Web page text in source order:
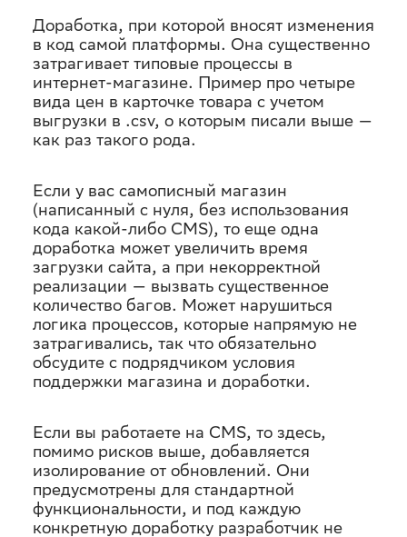
Доработка, при которой вносят изменения
в код самой платформы. Она существенно
затрагивает типовые процессы в
интернет-магазине. Пример про четыре
вида цен в карточке товара с учетом
выгрузки в .csv, о которым писали выше —
как раз такого рода.
Если у вас самописный магазин
(написанный с нуля, без использования
кода какой-либо CMS), то еще одна
доработка может увеличить время
загрузки сайта, а при некорректной
реализации — вызвать существенное
количество багов. Может нарушиться
логика процессов, которые напрямую не
затрагивались, так что обязательно
обсудите с подрядчиком условия
поддержки магазина и доработки.
Если вы работаете на CMS, то здесь,
помимо рисков выше, добавляется
изолирование от обновлений. Они
предусмотрены для стандартной
функциональности, и под каждую
конкретную доработку разработчик не